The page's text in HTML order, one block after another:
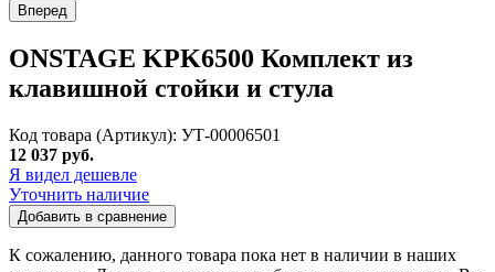
Вперед
ONSTAGE KPK6500 Комплект из
клавишной стойки и стула
Код товара (Артикул): УТ-00006501
12 037 руб.
Я видел дешевле
Уточнить наличие
Добавить в сравнение
К сожалению, данного товара пока нет в наличии в наших